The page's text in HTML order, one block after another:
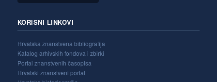
KORISNI LINKOVI
Hrvatska znanstvena bibliografija
Katalog arhivskih fondova i zbirki
Portal znanstvenih časopisa
Hrvatski znanstveni portal